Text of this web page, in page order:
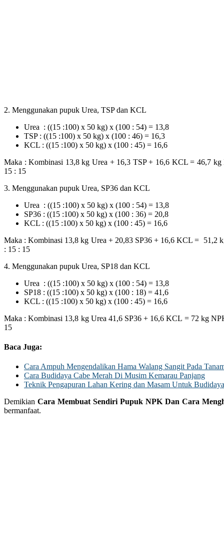
2. Menggunakan pupuk Urea, TSP dan KCL
Urea : ((15 :100) x 50 kg) x (100 : 54) = 13,8
TSP : ((15 :100) x 50 kg) x (100 : 46) = 16,3
KCL : ((15 :100) x 50 kg) x (100 : 45) = 16,6
Maka : Kombinasi 13,8 kg Urea + 16,3 TSP + 16,6 KCL = 46,7
15 : 15
3. Menggunakan pupuk Urea, SP36 dan KCL
Urea : ((15 :100) x 50 kg) x (100 : 54) = 13,8
SP36 : ((15 :100) x 50 kg) x (100 : 36) = 20,8
KCL : ((15 :100) x 50 kg) x (100 : 45) = 16,6
Maka : Kombinasi 13,8 kg Urea + 20,83 SP36 + 16,6 KCL = 51,2
: 15 : 15
4. Menggunakan pupuk Urea, SP18 dan KCL
Urea : ((15 :100) x 50 kg) x (100 : 54) = 13,8
SP18 : ((15 :100) x 50 kg) x (100 : 18) = 41,6
KCL : ((15 :100) x 50 kg) x (100 : 45) = 16,6
Maka : Kombinasi 13,8 kg Urea 41,6 SP36 + 16,6 KCL = 72 kg
15
Baca Juga:
Cara Ampuh Mengendalikan Hama Walang Sangit Pada
Cara Budidaya Cabe Merah Di Musim Kemarau Panjang
Teknik Pengapuran Lahan Kering dan Masam Untuk
Demikian Cara Membuat Sendiri Pupuk NPK Dan Cara
bermanfaat.